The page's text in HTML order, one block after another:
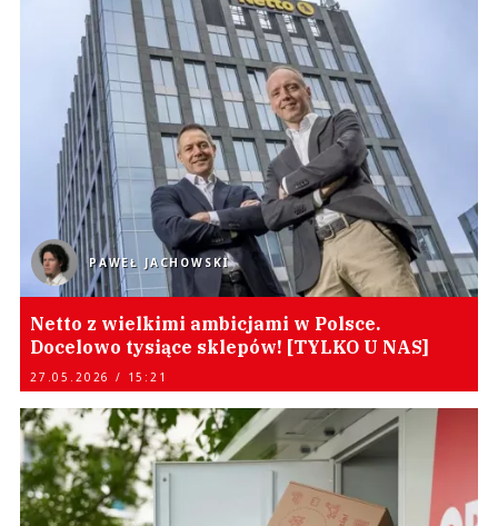
PAWEŁ JACHOWSKI
Netto z wielkimi ambicjami w Polsce.
Docelowo tysiące sklepów! [TYLKO U NAS]
27.05.2026 / 15:21